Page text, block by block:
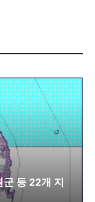
등 22개 지